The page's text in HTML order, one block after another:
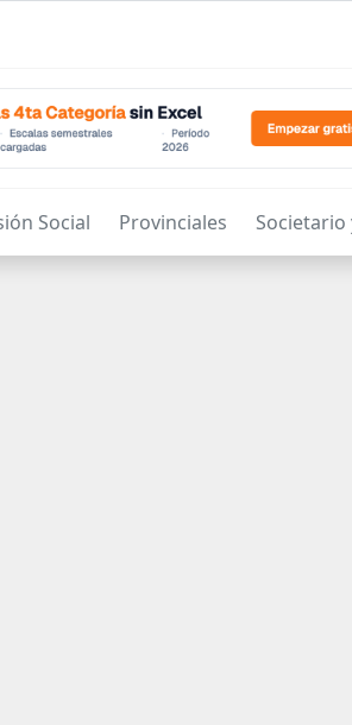
Social Provinciales Societario